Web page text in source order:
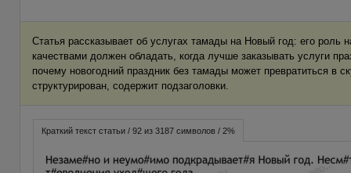
Статья рассказывает об услугах тамады на Новый год: его роль
качествами должен обладать, когда лучше заказывать услуги
почему новогодний праздник без тамады может превратиться в
структурирован, содержит подзаголовки.
Краткий текст статьи / 92 из 3187 символов / 2%